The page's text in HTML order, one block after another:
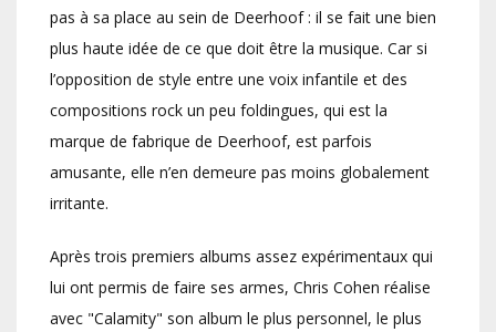
pas à sa place au sein de Deerhoof : il se fait une bien
plus haute idée de ce que doit être la musique. Car si
l’opposition de style entre une voix infantile et des
compositions rock un peu foldingues, qui est la
marque de fabrique de Deerhoof, est parfois
amusante, elle n’en demeure pas moins globalement
irritante.
Après trois premiers albums assez expérimentaux qui
lui ont permis de faire ses armes, Chris Cohen réalise
avec "Calamity" son album le plus personnel, le plus